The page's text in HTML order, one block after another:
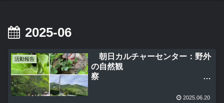
2025-06
活動報告
朝日カルチャーセンター：野外
の自然観
察
ツ塚連山のふもと 水辺の公園散
2025.06.20